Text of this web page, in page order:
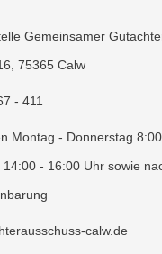
Gemeinsamer
75365 Calw
- 411
Montag - Donnerstag
14:00 - 16:00 Uhr sowie
calw.de